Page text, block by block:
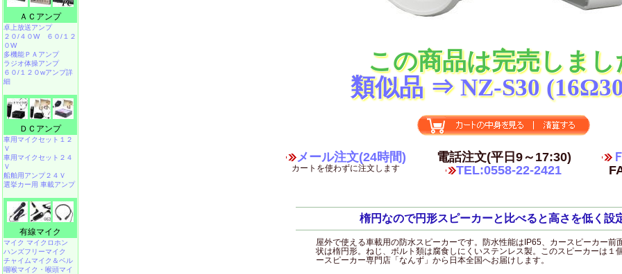
この商品は完売しまし
類似品 ⇒ NZ-S30
メール注文(24時間)
カートを使わずに注文します
電話注文(平日9～17:30)
TEL:0558-22-2421
楕円なので円形スピーカーと比べると高さを低く設
屋外で使える車載用の防水スピーカーです。防水性能はIP65、カースピーカー前
状は楕円形。ねじ、ボルト類は腐食しにくいステンレス製。このスピーカーは１
ースピーカー専門店「なんず」から日本全国へお届けします。
ＡＣアンプ
卓上放送アンプ
２０/４０W
６０/１２
０W
多機能ＰＡアンプ
ラジオ体操アンプ
６０/１２０wアンプ詳
細
ＤＣアンプ
車用マイクセット１２
Ｖ
車用マイクセット２４
Ｖ
船舶用アンプ２４Ｖ
選挙カー用 車載アンプ
有線マイク
マイク マイクロホン
ハンズフリーマイク
チャイムマイク＆ベル
咽喉マイク・喉頭マイ